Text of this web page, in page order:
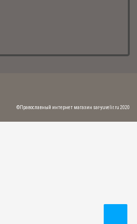
©Православный интернет магазин sar-yuvelir.ru 2020